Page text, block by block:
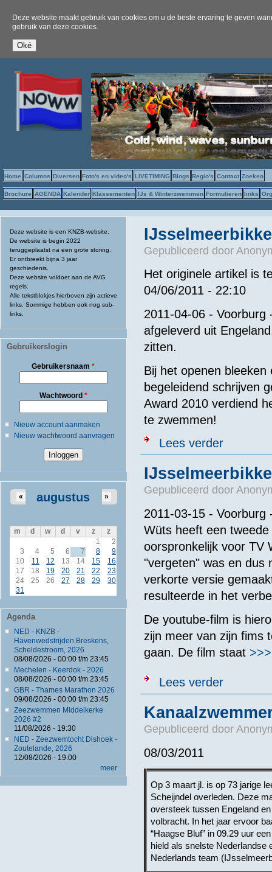
Deze website maakt gebruik van cookies om u de beste ervaring te geven
gebruik van deze cookies.
Home Columns Diversen Foto's en video's LIVETIMING Blogs Regio's Contact Zoeken
Brochure AGENDA Kalender Klassementen IJs & Winterzwemmen Formulieren links
Deze website is een KNZB-website.
De website is begin 2022
teruggeplaatst na een grote storing.
Er ontbreekt bijna 3 jaar
geschiedenis.
Deze website voldoet aan de AVG
regels.
Alle tekstblokjes hierboven zijn actieve
links. Sommige hebben ook nog sub-
links.
Gebruikerslogin
Gebruikersnaam*
Wachtwoord *
Nieuw account aanmaken
Nieuw wachtwoord aanvragen
augustus
« »
m d w d v z
z
1
2
3
4 5 6 7 8
9
10
11 12 13 14 15
16
17
18 19 20 21 22
23
24
25 26 27 28 29
30
31
Agenda
NED - KNZB -
Havenwedstrijden Breskens,
Scheldestroom, 2026
08/08/2026 - 00:00t/m 23:45
Mechelen - Keerdok - 2026
08/08/2026 - 00:00t/m 23:45
GBR - Thames Marathon 2026
09/08/2026 - 00:00t/m 23:45
Zeezwemmen Middelkerke
2026 #2
11/08/2026 - 19:30
NED - Zeezwemtocht Dishoek -
Zoutelande, 2026
12/08/2026 - 19:00
meer
Gepubliceerd door
Het originele artikel is
04/06/2011 - 22:10
2011-04-06 -
afgeleverd uit
zitten.
Bij het openen
begeleidend schrijven
Award 2010 verdiend
te zwemmen!
Lees verderover
Gepubliceerd door
2011-03-15 -
Wüts heeft een
oorspronkelijk voor TV
"vergeten" was en dus
verkorte versie
resulteerde in het
De youtube-film is
zijn meer van zijn fims
gaan. De film staat
Lees verderover
Gepubliceerd door
08/03/2011
Op 3 maart jl. is op 73 jarige
Scheijndel overleden. Deze
oversteek tussen Engeland
volbracht. In het jaar ervoor
“Haagse Bluf” in 09.29 uur
hield als snelste
Nederlands team